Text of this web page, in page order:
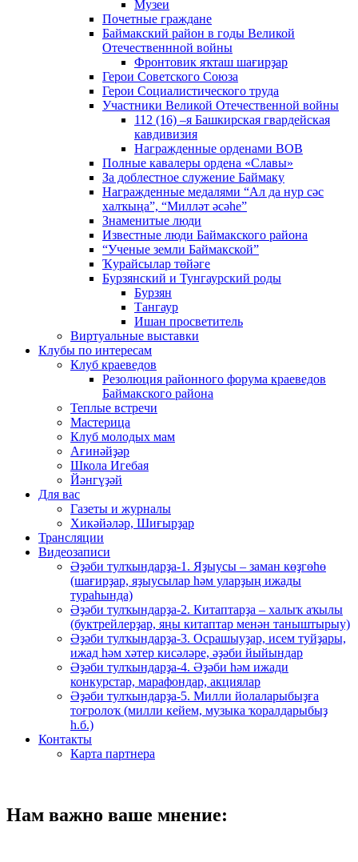
Музеи
Почетные граждане
Баймакский район в годы Великой
Отечественнной войны
Фронтовик яҡташ шағирҙар
Герои Советского Союза
Герои Социалистического труда
Участники Великой Отечественной войны
112 (16) –я Башкирская гвардейская
кавдивизия
Награжденные орденами ВОВ
Полные кавалеры ордена «Славы»
За доблестное служение Баймаку
Награжденные медалями “Ал да нур сәс
халҡыңа”, “Милләт әсәһе”
Знаменитые люди
Известные люди Баймакского района
“Ученые земли Баймакской”
Ҡурайсылар төйәге
Бурзянский и Тунгаурский роды
Бурзян
Тангаур
Ишан просветитель
Виртуальные выставки
Клубы по интересам
Клуб краеведов
Резолюция районного форума краеведов
Баймакского района
Теплые встречи
Мастерица
Клуб молодых мам
Ағинәйҙәр
Школа Игебая
Йәнгүҙәй
Для вас
Газеты и журналы
Хикәйәләр, Шиғырҙар
Трансляции
Видеозаписи
Әҙәби тулҡындарҙа-1. Яҙыусы – заман көҙгөһө
(шағирҙар, яҙыусылар һәм уларҙың ижады
тураһында)
Әҙәби тулҡындарҙа-2. Китаптарҙа – халыҡ аҡылы
(буктрейлерҙар, яңы китаптар менән таныштырыу)
Әҙәби тулҡындарҙа-3. Осрашыуҙар, исем туйҙары,
ижад һәм хәтер кисәләре, әҙәби йыйындар
Әҙәби тулҡындарҙа-4. Әҙәби һәм ижади
конкурстар, марафондар, акциялар
Әҙәби тулҡындарҙа-5. Милли йолаларыбыҙға
тоғролоҡ (милли кейем, музыка ҡоралдарыбыҙ
һ.б.)
Контакты
Карта партнера
Нам важно ваше мнение: